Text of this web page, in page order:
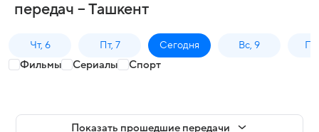
передач – Ташкент
Чт, 6 Пт, 7 Сегодня Вс, 9
Фильмы Сериалы Спорт
Показать прошедшие передачи